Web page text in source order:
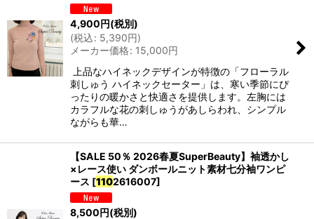
4,900円(税別)
(税込: 5,390円)
メーカー価格: 15,000円
上品なハイネックデザインが特徴の「フローラル
刺しゅう ハイネックセーター」は、寒い季節にぴ
ったりの暖かさと快適さを提供します。左胸には
カラフルな花の刺しゅうがあしらわれ、シンプル
ながらも華…
【SALE 50％ 2026春夏SuperBeauty】袖透かし
×レース使い ダンボールニット素材七分袖ワンピ
ース [1102616007]
8,500円(税別)